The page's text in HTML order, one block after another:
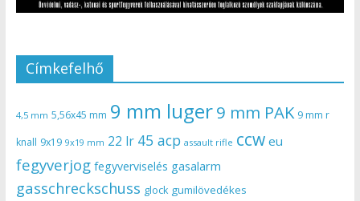
Címkefelhő
4,5 mm 5,56x45 mm 9 mm luger9 mm PAK 9 mm r
knall 9x19 9x19 mm 22 lr 45 acp assault rifle ccw eu
fegyverjog fegyverviselés gasalarm
gasschreckschuss glock gumilövedékes